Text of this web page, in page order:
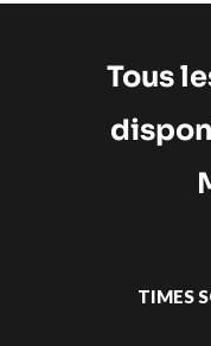
Tous
TIMES